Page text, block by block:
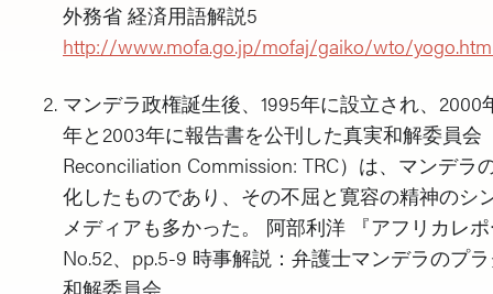
外務省 経済用語解説5
http://www.mofa.go.jp/mofaj/gaiko/wto/
マンデラ政権誕生後、1995年に設立され、2000
年と2003年に報告書を公刊した真実和解委員会
Reconciliation Commission: TRC）は、マンデラ
化したものであり、その不屈と寛容の精神のシ
メディアも多かった。 阿部利洋 『アフリカレ
No.52、pp.5-9 時事解説：弁護士マンデラのプ
和解委員会